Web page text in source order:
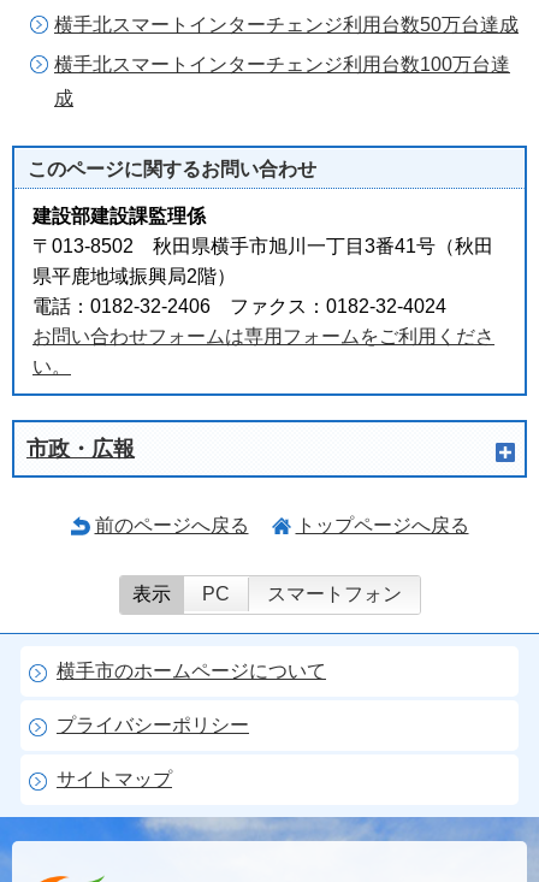
横手北スマートインターチェンジ利用台数50万台達成
横手北スマートインターチェンジ利用台数100万台達
成
このページに関するお問い合わせ
建設部建設課監理係
〒013-8502 秋田県横手市旭川一丁目3番41号（秋田
県平鹿地域振興局2階）
電話：0182-32-2406 ファクス：0182-32-4024
お問い合わせフォームは専用フォームをご利用くださ
い。
市政・広報
前のページへ戻る トップページへ戻る
表示 PC スマートフォン
横手市のホームページについて
プライバシーポリシー
サイトマップ